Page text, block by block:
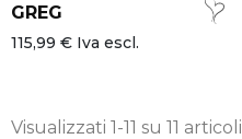
GREG
115,99 € Iva escl.
Visualizzati 1-11 su 11 articoli